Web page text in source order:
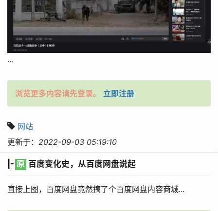
...
浏览更多内容请先登录。 立即注册
网站
更新于： 2022-09-03 05:19:10
|- 原 百度变化史，从百度网盘说起
直接上图，百度网盘竟然搞了个百度网盘内容商城...